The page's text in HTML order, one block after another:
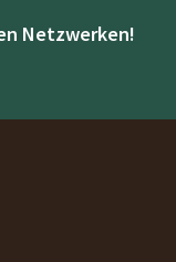
Netzwerken!